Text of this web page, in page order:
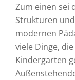
Zum einen sei
Strukturen
modernen
viele Dinge,
Kindergarten